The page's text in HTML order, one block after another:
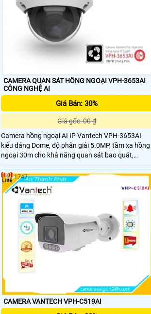
CAMERA QUAN SÁT HỒNG NGOẠI VPH-3653AI
CÔNG NGHỆ AI
Giá Bán: 30%
Giá gốc: 00 ₫
Camera hồng ngoại AI IP Vantech VPH-3653AI
kiểu dáng Dome, độ phân giải 5.0MP, tầm xa hồng
ngoại 30m cho khả năng quan sát bao quát,
truyền tải dữ liệu với độ nét cao, chuẩn nén hình
ảnh H.265, tiêu chuẩn IP66 giúp camera chống
nước, nên lắp đặt được trong nhà và ngoài trời.
Lắp đặt
CAMERA VANTECH VPH-C519AI
1747